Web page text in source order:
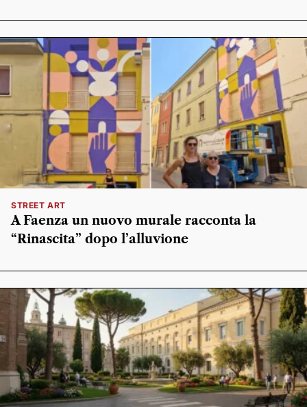
STREET ART
A Faenza un nuovo murale racconta la
“Rinascita” dopo l’alluvione